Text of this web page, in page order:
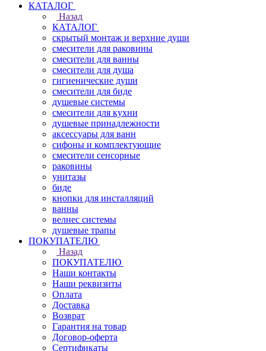
КАТАЛОГ
Назад
КАТАЛОГ
скрытый монтаж и верхние души
смесители для раковины
смесители для ванны
смесители для душа
гигиенические души
смесители для биде
душевые системы
смесители для кухни
душевые принадлежности
аксессуары для ванн
сифоны и комплектующие
смесители сенсорные
раковины
унитазы
биде
кнопки для инсталляций
ванны
велнес системы
душевые трапы
ПОКУПАТЕЛЮ
Назад
ПОКУПАТЕЛЮ
Наши контакты
Наши реквизиты
Оплата
Доставка
Возврат
Гарантия на товар
Договор-оферта
Сертификаты